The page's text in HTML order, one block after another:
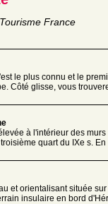
France
le plus connu et le
Côté glisse, vous
à l'intérieur des murs
quart du IXe s. En
et orientalisant située
insulaire en bord